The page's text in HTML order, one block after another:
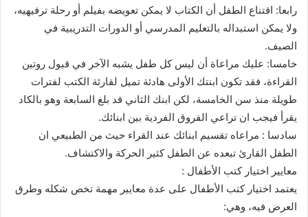
رابعا: اقتناع الطفل أن الكتاب لا يمكن تعويضه بفيلم أو رحلة ترفيهيه،
ولا يمكن استبداله بالتعليم المدرسي أو الدورات التدريبية في
الصيف.
خامسا: عليك مراعاة أن ليس كل طفل يشبه الآخر في قبول روتين
القراءة، فقد تكون ابنتك الأولى هادئة تميل لقارئة الكتب لفترات
طويلة منذ سن الخامسة، لكن ابنك الثاني قد بلغ السابعة وهو بالكاد
يقرأ فيجب ان تراعي الفروق الفردية بين ابنائك.
سادسا : مراعاه تقسيم ابنائك عند القراء حيث من الطبيعي ان
الطفل القارئ تبعده عن الطفل كثير الحركة والاكتشاف.
معايير اختيار كتب الأطفال :
يعتمد اختيار كتب الأطفال على عدة معايير مهمة تخص شكله وطرق
العرض فيه، وهي: